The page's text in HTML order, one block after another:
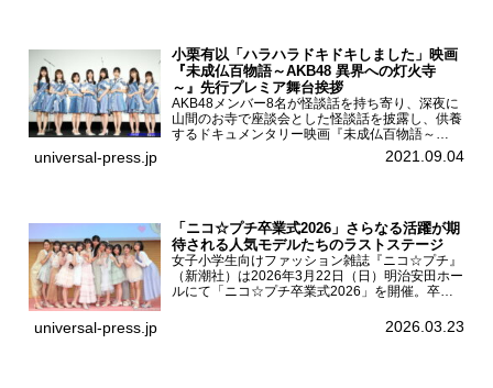
小栗有以「ハラハラドキドキしました」映画
『未成仏百物語～AKB48 異界への灯火寺
～』先行プレミア舞台挨拶
AKB48メンバー8名が怪談話を持ち寄り、深夜に
山間のお寺で座談会とした怪談話を披露し、供養
するドキュメンタリー映画『未成仏百物語～
AKB48異界への灯火寺～』の先行プレミア舞台
挨拶が東京・ユナイテッド・シネマ豊洲で開催さ
universal-press.jp 2021.09.04
「ニコ☆プチ卒業式2026」さらなる活躍が期
待される人気モデルたちのラストステージ
女子小学生向けファッション雑誌『ニコ☆プチ』
（新潮社）は2026年3月22日（日）明治安田ホー
ルにて「ニコ☆プチ卒業式2026」を開催。卒業
ん、末永ひなた、高梨琴乃、土井ありさ、藤田蒼
universal-press.jp 2026.03.23